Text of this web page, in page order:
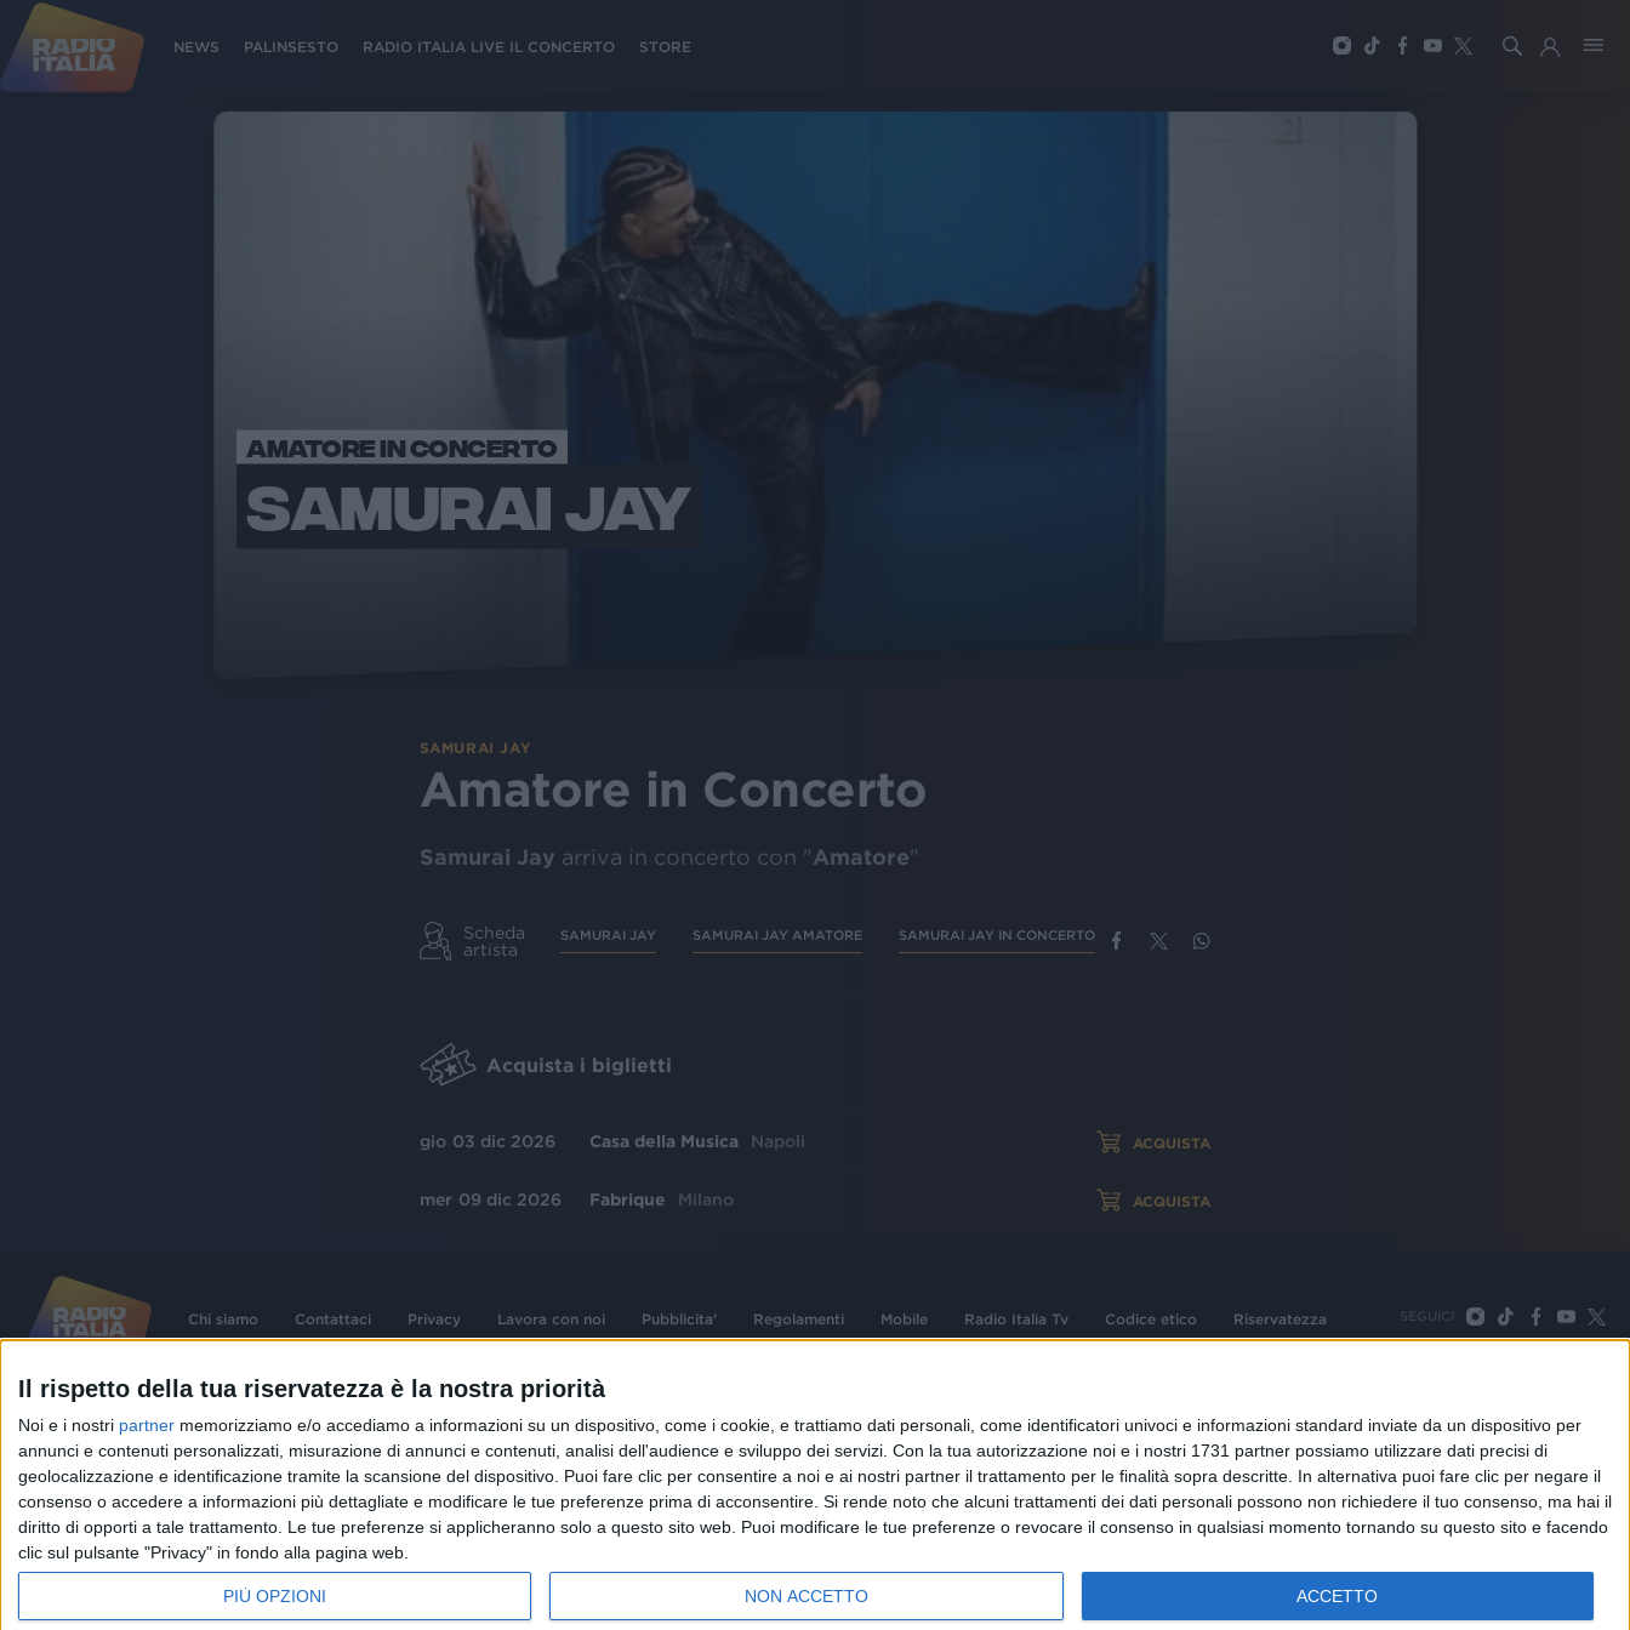
Il rispetto della tua riservatezza è la nostra priorità
Noi e i nostri partner memorizziamo e/o accediamo a informazioni su un dispositivo, come i cookie, e trattiamo dati personali, come identificatori univoci e informazioni standard inviate da un dispositivo per
annunci e contenuti personalizzati, misurazione di annunci e contenuti, analisi dell'audience e sviluppo dei servizi. Con la tua autorizzazione noi e i nostri 1731 partner possiamo utilizzare dati precisi di
geolocalizzazione e identificazione tramite la scansione del dispositivo. Puoi fare clic per consentire a noi e ai nostri partner il trattamento per le finalità sopra descritte. In alternativa puoi fare clic per negare il
consenso o accedere a informazioni più dettagliate e modificare le tue preferenze prima di acconsentire. Si rende noto che alcuni trattamenti dei dati personali possono non richiedere il tuo consenso, ma hai il
diritto di opporti a tale trattamento. Le tue preferenze si applicheranno solo a questo sito web. Puoi modificare le tue preferenze o revocare il consenso in qualsiasi momento tornando su questo sito e facendo
clic sul pulsante "Privacy" in fondo alla pagina web.
PIÙ OPZIONI NON ACCETTO ACCETTO
NEWS PALINSESTO RADIO ITALIA LIVE IL CONCERTO STORE
AMATORE IN CONCERTO
SAMURAI JAY
SAMURAI JAY
Amatore in Concerto
Samurai Jay arriva in concerto con "Amatore"
Scheda
artista
SAMURAI JAY SAMURAI JAY AMATORE SAMURAI JAY IN CONCERTO SAMURAI JAY AMATORE IN CONCERTO
Acquista i biglietti
gio 03 dic 2026 Casa della Musica Napoli ACQUISTA
mer 09 dic 2026 Fabrique Milano ACQUISTA
Chi siamo Contattaci Privacy Lavora con noi Pubblicita' Regolamenti Mobile Radio Italia Tv Codice etico Riservatezza SEGUICI
contenute nel sito sono stati assolti gli obblighi derivanti dalla normativa dei diritti d'autore e dei diritti
Capitale Sociale € 580.000,00 interamente versato. Iscr. Reg. Imprese Milano - C.F. e n° iscrizione
06832230152. Iscritta al R.E.A. di Milano al n° 1125258. Testata giornalistica Registrata n°286 - 3 Aprile
1987.
02 25444220
Sede Legale: Via Savona 97, 20144 Milano